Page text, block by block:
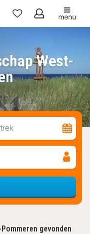
Mijn
menu
West-
gevonden